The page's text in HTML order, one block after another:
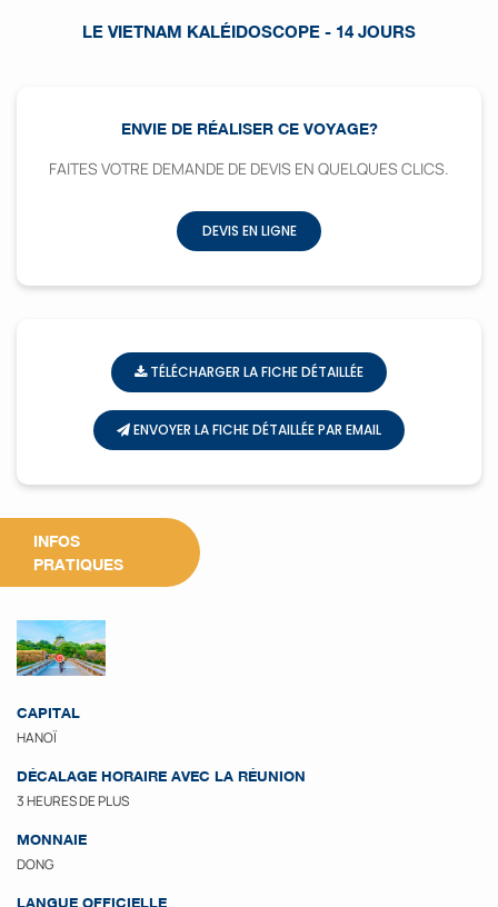
LE VIETNAM KALÉIDOSCOPE - 14 JOURS
ENVIE DE RÉALISER CE VOYAGE?
FAITES VOTRE DEMANDE DE DEVIS EN QUELQUES CLICS.
DEVIS EN LIGNE
TÉLÉCHARGER LA FICHE DÉTAILLÉE
ENVOYER LA FICHE DÉTAILLÉE PAR EMAIL
INFOS
PRATIQUES
CAPITAL
HANOÏ
DÉCALAGE HORAIRE AVEC LA RÉUNION
3 HEURES DE PLUS
MONNAIE
DONG
LANGUE OFFICIELLE